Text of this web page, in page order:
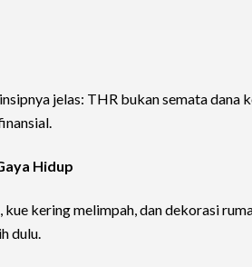
jelas: THR bukan semata dana
Hidup
kering melimpah, dan dekorasi
dulu.